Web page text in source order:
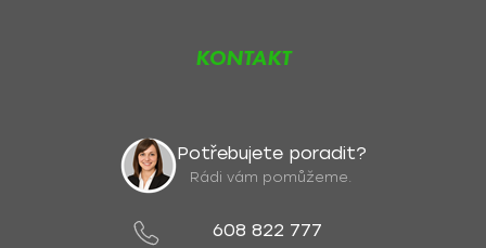
KONTAKT
Potřebujete poradit?
Rádi vám pomůžeme.
608 822 777